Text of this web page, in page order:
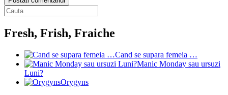
Fresh, Frish, Fraiche
Cand se supara femeia …
Manic Monday sau ursuzi
Luni?
Orygyns